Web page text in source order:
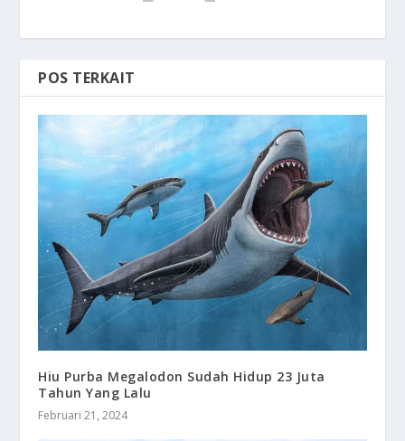
POS TERKAIT
Hiu Purba Megalodon Sudah Hidup 23 Juta
Tahun Yang Lalu
Februari 21, 2024